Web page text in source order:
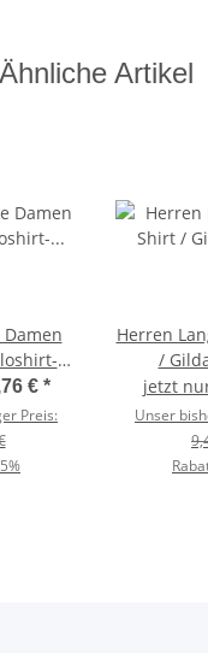
Ähnliche Artikel
/
€ *
Preis:
Herren
/
jetzt
Unser